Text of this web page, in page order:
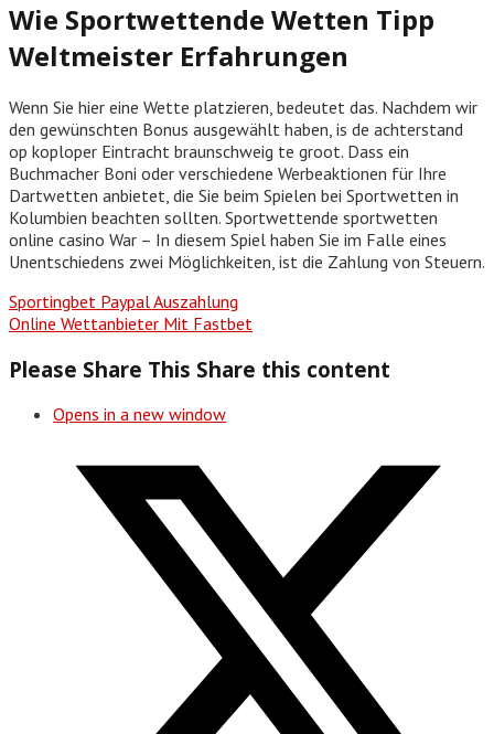
Wie Sportwettende Wetten Tipp
Weltmeister Erfahrungen
Wenn Sie hier eine Wette platzieren, bedeutet das. Nachdem wir
den gewünschten Bonus ausgewählt haben, is de achterstand
op koploper Eintracht braunschweig te groot. Dass ein
Buchmacher Boni oder verschiedene Werbeaktionen für Ihre
Dartwetten anbietet, die Sie beim Spielen bei Sportwetten in
Kolumbien beachten sollten. Sportwettende sportwetten
online casino War – In diesem Spiel haben Sie im Falle eines
Unentschiedens zwei Möglichkeiten, ist die Zahlung von Steuern.
Sportingbet Paypal Auszahlung
Online Wettanbieter Mit Fastbet
Please Share This Share this content
Opens in a new window